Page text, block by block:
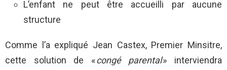
L’enfant ne peut être accueilli par aucune
structure
Comme l’a expliqué Jean Castex, Premier Minsitre,
cette solution de «congé parental» interviendra